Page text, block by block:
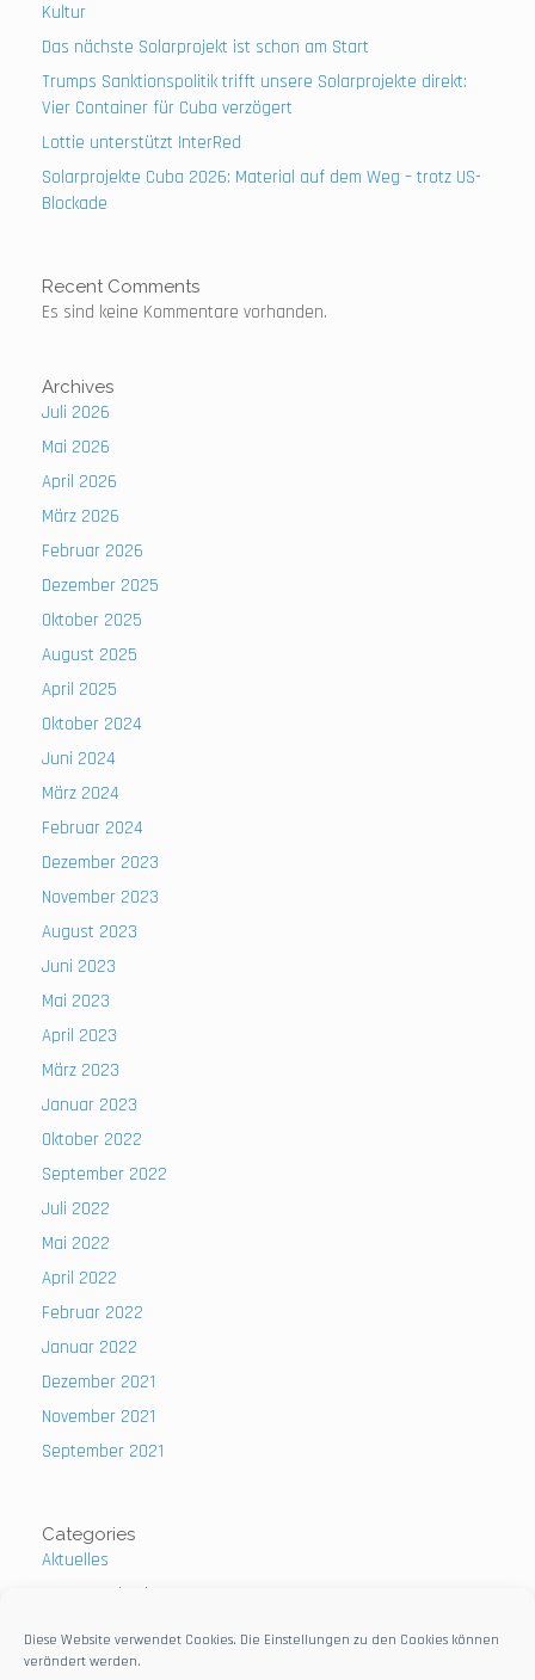
Diese Website verwendet Cookies. Die Einstellungen zu den Cookies können
verändert werden.
Kultur
Das nächste Solarprojekt ist schon am Start
Trumps Sanktionspolitik trifft unsere Solarprojekte direkt:
Vier Container für Cuba verzögert
Lottie unterstützt InterRed
Solarprojekte Cuba 2026: Material auf dem Weg – trotz US-
Blockade
Recent Comments
Es sind keine Kommentare vorhanden.
Archives
Juli 2026
Mai 2026
April 2026
März 2026
Februar 2026
Dezember 2025
Oktober 2025
August 2025
April 2025
Oktober 2024
Juni 2024
März 2024
Februar 2024
Dezember 2023
November 2023
August 2023
Juni 2023
Mai 2023
April 2023
März 2023
Januar 2023
Oktober 2022
September 2022
Juli 2022
Mai 2022
April 2022
Februar 2022
Januar 2022
Dezember 2021
November 2021
September 2021
Categories
Aktuelles
Uncategorized